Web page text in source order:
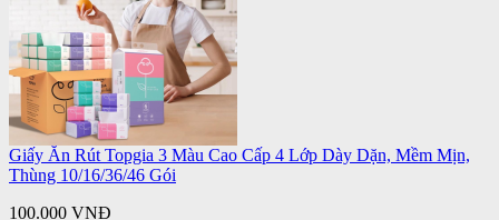
Giấy Ăn Rút Topgia 3 Màu Cao Cấp 4 Lớp Dày Dặn, Mềm Mịn,
Thùng 10/16/36/46 Gói
100.000 VNĐ